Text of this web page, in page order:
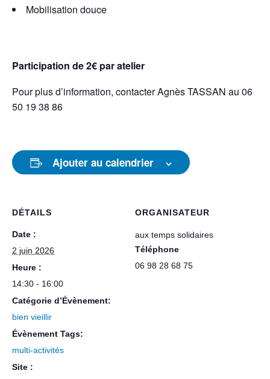
Mobilisation douce
Participation de 2€ par atelier
Pour plus d’information, contacter Agnès TASSAN au 06
50 19 38 86
Ajouter au calendrier
DÉTAILS
Date :
2 juin 2026
Heure :
14:30 - 16:00
Catégorie d’Évènement:
bien vieillir
Évènement Tags:
multi-activités
Site :
ORGANISATEUR
aux temps solidaires
Téléphone
06 98 28 68 75